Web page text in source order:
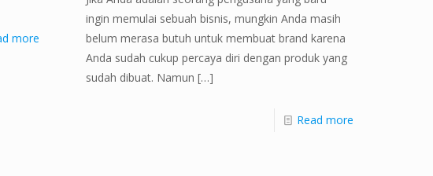
more
ingin memulai sebuah bisnis, mungkin Anda masih
belum merasa butuh untuk membuat brand karena
Anda sudah cukup percaya diri dengan produk yang
sudah dibuat. Namun […]
Read more